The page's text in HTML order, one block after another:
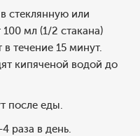
стеклянную или
мл (1/2 стакана)
течение 15 минут.
кипяченой водой до
после еды.
раза в день.